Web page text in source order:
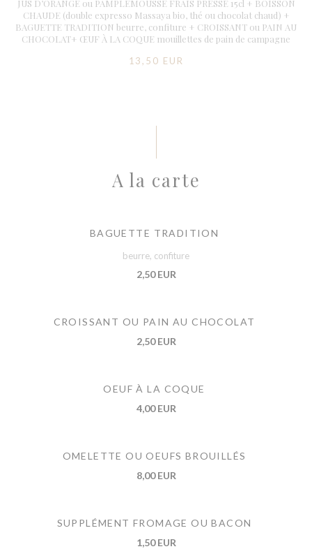
JUS D’ORANGE ou PAMPLEMOUSSE FRAIS PRESSÉ 15cl + BOISSON
CHAUDE (double expresso Massaya bio, thé ou chocolat chaud) +
BAGUETTE TRADITION beurre, confiture + CROISSANT ou PAIN AU
CHOCOLAT+ ŒUF À LA COQUE mouillettes de pain de campagne
13,50 EUR
A la carte
BAGUETTE TRADITION
beurre, confiture
2,50 EUR
CROISSANT OU PAIN AU CHOCOLAT
2,50 EUR
OEUF À LA COQUE
4,00 EUR
OMELETTE OU OEUFS BROUILLÉS
8,00 EUR
SUPPLÉMENT FROMAGE OU BACON
1,50 EUR